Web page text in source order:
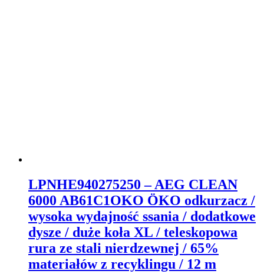
LPNHE940275250 – AEG CLEAN
6000 AB61C1OKO ÖKO odkurzacz /
wysoka wydajność ssania / dodatkowe
dysze / duże koła XL / teleskopowa
rura ze stali nierdzewnej / 65%
materiałów z recyklingu / 12 m